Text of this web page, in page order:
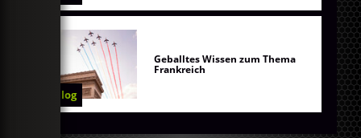
Blog
Geballtes Wissen zum Thema
Frankreich